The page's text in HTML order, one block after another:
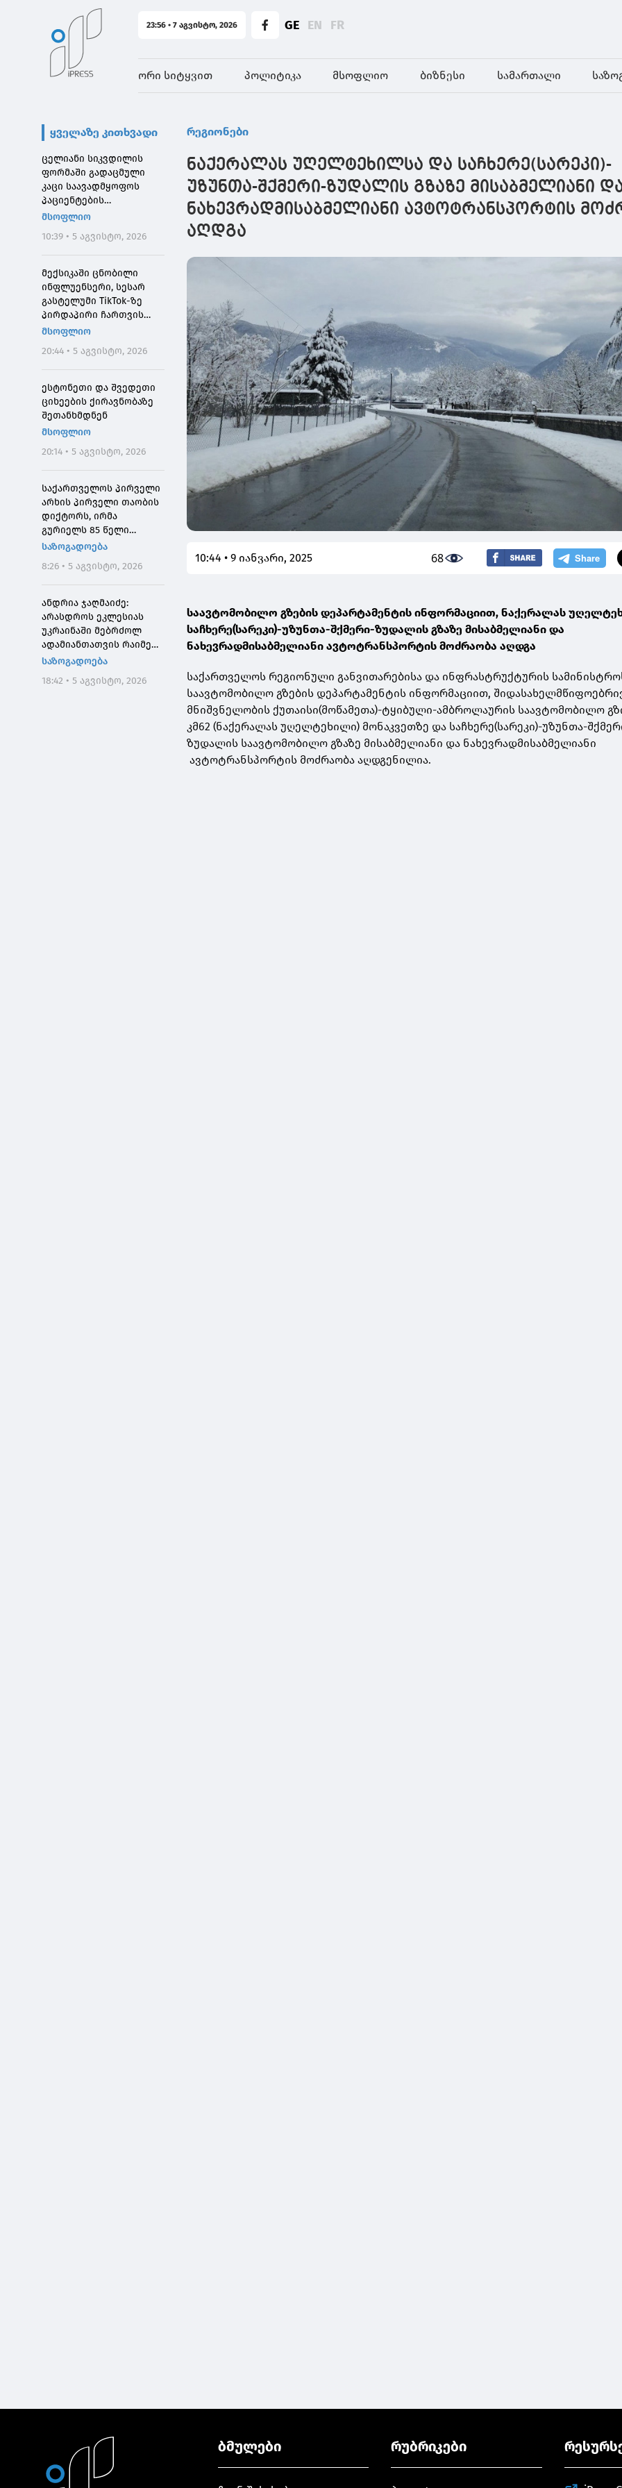
23:56 • 7 აგვისტო, 2026 GE EN FR
ორი სიტყვით პოლიტიკა მსოფლიო ბიზნესი სამართალი
ყველაზე კითხვადი
ცელიანი სიკვდილის
ფორმაში გადაცმული
კაცი საავადმყოფოს
პაციენტების
შეშინებისთვის
მსოფლიო
10:39 • 5 აგვისტო, 2026
მექსიკაში ცნობილი
ინფლუენსერი, სესარ
გასტელუმი TikTok-ზე
პირდაპირი ჩართვის
დროს მოკლეს
მსოფლიო
20:44 • 5 აგვისტო, 2026
ესტონეთი და შვედეთი
ციხეების ქირავნობაზე
შეთანხმდნენ
მსოფლიო
20:14 • 5 აგვისტო, 2026
საქართველოს პირველი
არხის პირველი თაობის
დიქტორს, ირმა
გურიელს 85 წელი
შეუსრულდა
საზოგადოება
8:26 • 5 აგვისტო, 2026
ანდრია ჯაღმაიძე:
არასდროს ეკლესიას
უკრაინაში მებრძოლ
ადამიანთათვის რაიმე
შემზღუდავი ნორმა არ
საზოგადოება
18:42 • 5 აგვისტო, 2026
რეგიონები
ნაქერალას უღელტეხილსა და საჩხერე(სარეკი)-
უზუნთა-შქმერი-ზუდალის გზაზე მისაბმელიანი
ნახევრადმისაბმელიანი ავტოტრანსპორტის
აღდგა
10:44 • 9 იანვარი, 2025 68
საავტომობილო გზების დეპარტამენტის ინფორმაციით, ნაქერალას
საჩხერე(სარეკი)-უზუნთა-შქმერი-ზუდალის გზაზე მისაბმელიანი და
ნახევრადმისაბმელიანი ავტოტრანსპორტის მოძრაობა აღდგა
საქართველოს რეგიონული განვითარებისა და ინფრასტრუქტურის
საავტომობილო გზების დეპარტამენტის ინფორმაციით,
მნიშვნელობის ქუთაისი(მოწამეთა)-ტყიბული-ამბროლაურის საავტომობილო
კმ62 (ნაქერალას უღელტეხილი) მონაკვეთზე და საჩხერე(სარეკი)-უზუნთა-
ზუდალის საავტომობილო გზაზე მისაბმელიანი და ნახევრადმისაბმელიანი
ავტოტრანსპორტის მოძრაობა აღდგენილია.
ბმულები რუბრიკები